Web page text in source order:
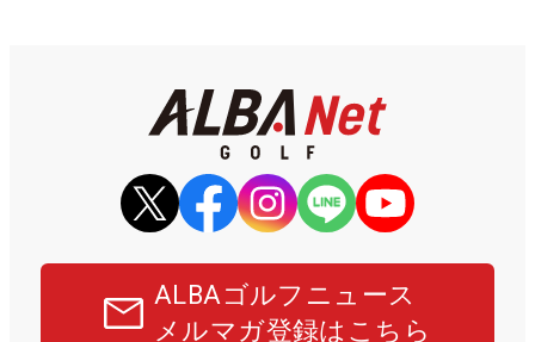
ALBAゴルフニュース
メルマガ登録はこちら